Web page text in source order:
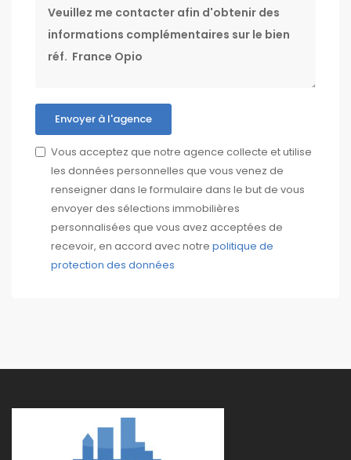
Message
Envoyer à l'agence
Vous acceptez que notre agence collecte et utilise
les données personnelles que vous venez de
renseigner dans le formulaire dans le but de vous
envoyer des sélections immobilières
personnalisées que vous avez acceptées de
recevoir, en accord avec notre politique de
protection des données